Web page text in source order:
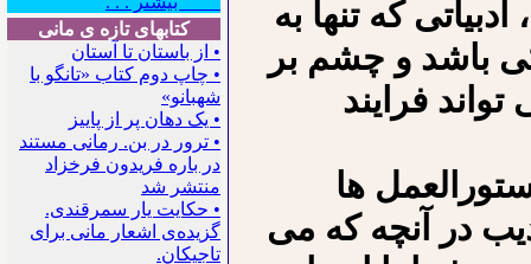
کتابهای تازه ی مانی
• از باستان تا آستان
• چاپ دوم کتاب «تانگو با
شهبانو»
• یک دهان پر از پاییز
• ترور در بن. رمانی مستند
در باره فریدون فرخزاد
منتشر شد
• حکایت یار سمرقندی.
گزیده‌ی اشعار مانی برای
تاجیکان.
که تنها به
باشد و چشم بر
فرایند
ها
در آنچه که می